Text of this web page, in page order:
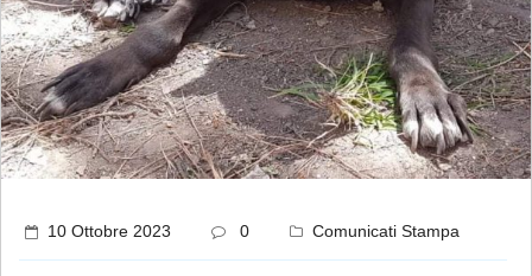
10 Ottobre 2023 0 Comunicati Stampa